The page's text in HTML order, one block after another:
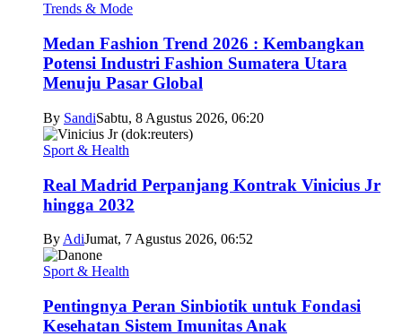
Trends & Mode
Medan Fashion Trend 2026 : Kembangkan
Potensi Industri Fashion Sumatera Utara
Menuju Pasar Global
By SandiSabtu, 8 Agustus 2026, 06:20
Sport & Health
Real Madrid Perpanjang Kontrak Vinicius Jr
hingga 2032
By AdiJumat, 7 Agustus 2026, 06:52
Sport & Health
Pentingnya Peran Sinbiotik untuk Fondasi
Kesehatan Sistem Imunitas Anak